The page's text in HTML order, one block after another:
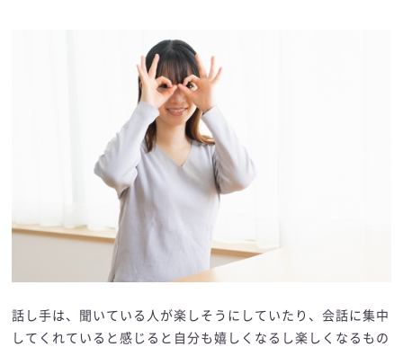
話し手は、聞いている人が楽しそうにしていたり、会話に集中
してくれていると感じると自分も嬉しくなるし楽しくなるもの